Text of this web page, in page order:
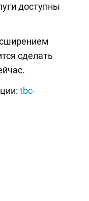
доступны
сделать
tbc-